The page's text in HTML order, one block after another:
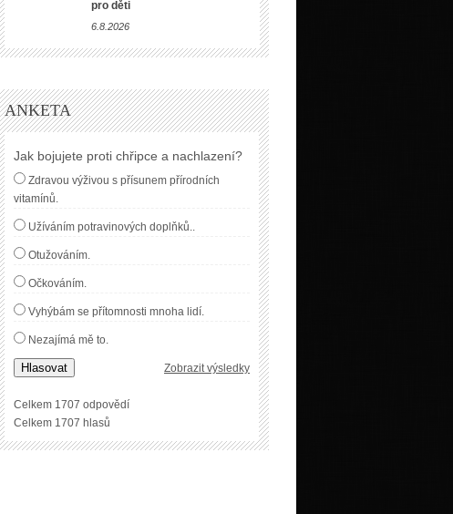
pro děti
6.8.2026
ANKETA
Jak bojujete proti chřipce a nachlazení?
Zdravou výživou s přísunem přírodních
vitamínů.
Užíváním potravinových doplňků..
Otužováním.
Očkováním.
Vyhýbám se přítomnosti mnoha lidí.
Nezajímá mě to.
Hlasovat Zobrazit výsledky
Celkem 1707 odpovědí
Celkem 1707 hlasů